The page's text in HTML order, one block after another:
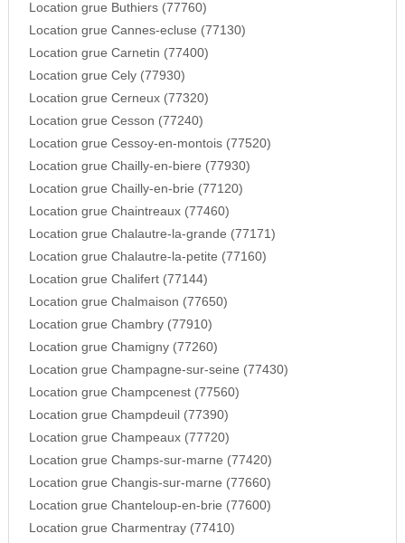
Location grue Buthiers (77760)
Location grue Cannes-ecluse (77130)
Location grue Carnetin (77400)
Location grue Cely (77930)
Location grue Cerneux (77320)
Location grue Cesson (77240)
Location grue Cessoy-en-montois (77520)
Location grue Chailly-en-biere (77930)
Location grue Chailly-en-brie (77120)
Location grue Chaintreaux (77460)
Location grue Chalautre-la-grande (77171)
Location grue Chalautre-la-petite (77160)
Location grue Chalifert (77144)
Location grue Chalmaison (77650)
Location grue Chambry (77910)
Location grue Chamigny (77260)
Location grue Champagne-sur-seine (77430)
Location grue Champcenest (77560)
Location grue Champdeuil (77390)
Location grue Champeaux (77720)
Location grue Champs-sur-marne (77420)
Location grue Changis-sur-marne (77660)
Location grue Chanteloup-en-brie (77600)
Location grue Charmentray (77410)